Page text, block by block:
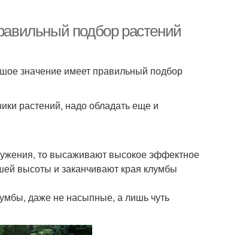
подбор растений
значение имеет правильный подбор
растений, надо обладать еще и
то высаживают высокое эффектное
высоты и заканчивают края клумбы
даже не насыпные, а лишь чуть